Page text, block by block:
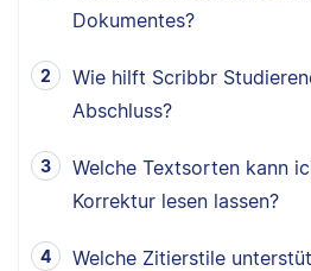
Dokumentes?
Wie hilft Scribbr
Abschluss?
Welche Textsorten kann
Korrektur lesen lassen?
Welche Zitierstile